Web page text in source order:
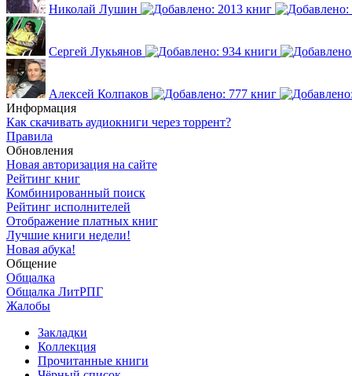
Николай Лушин
Сергей Лукьянов
Алексей Колпаков
Информация
Как скачивать аудиокниги через торрент?
Правила
Обновления
Новая авторизация на сайте
Рейтинг книг
Комбинированный поиск
Рейтинг исполнителей
Отображение платных книг
Лучшие книги недели!
Новая абука!
Общение
Общалка
Общалка ЛитРПГ
Жалобы
Закладки
Коллекция
Прочитанные книги